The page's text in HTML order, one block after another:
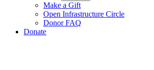
Make a Gift
Open Infrastructure Circle
Donor FAQ
Donate